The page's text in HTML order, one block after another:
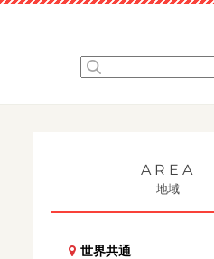
AREA
地域
世界共通